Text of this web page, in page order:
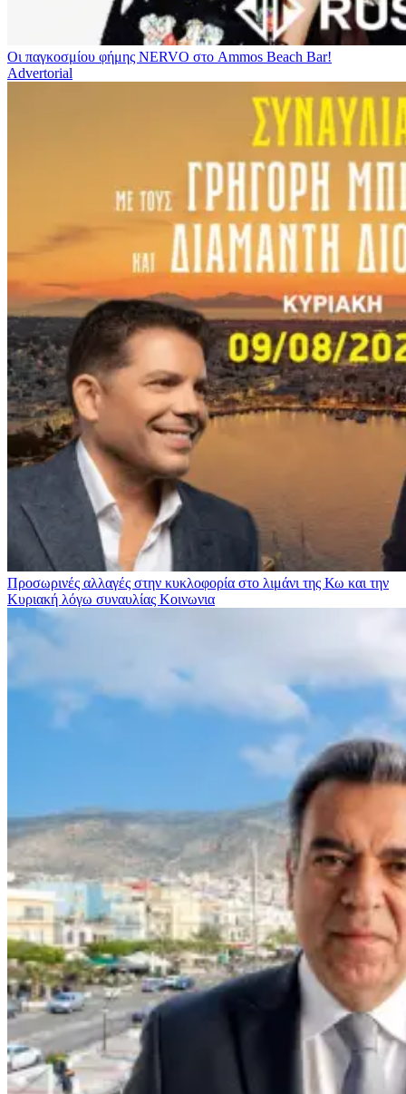
Οι παγκοσμίου φήμης NERVO στο Ammos Beach Bar!
Advertorial
Προσωρινές αλλαγές στην κυκλοφορία στο λιμάνι της Κω και την
Κυριακή λόγω συναυλίας Κοινωνια